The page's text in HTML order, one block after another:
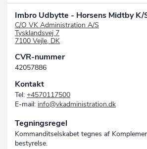
Imbro Udbytte - Horsens Midtby K/
C/O VK Administration A/S
Tysklandsvej 7
7100 Vejle, DK
CVR-nummer
42057886
Kontakt
Tel: +4570117500
E-mail: info@vkadministration.dk
Tegningsregel
Kommanditselskabet tegnes af
bestyrelse.